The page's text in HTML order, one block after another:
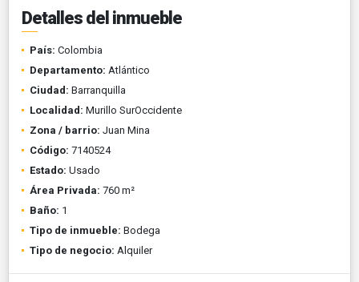
Detalles del inmueble
País: Colombia
Departamento: Atlántico
Ciudad: Barranquilla
Localidad: Murillo SurOccidente
Zona / barrio: Juan Mina
Código: 7140524
Estado: Usado
Área Privada: 760 m²
Baño: 1
Tipo de inmueble: Bodega
Tipo de negocio: Alquiler